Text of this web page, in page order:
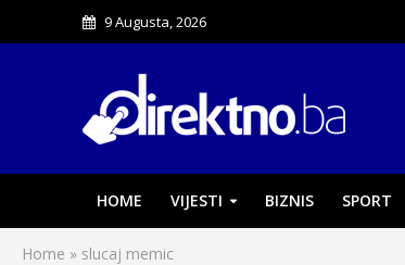
9 Augusta, 2026
HOME VIJESTI BIZNIS SPORT
Home » slucaj memic